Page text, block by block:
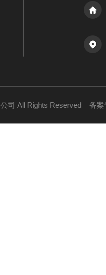
司 All Rights Reserved 备案